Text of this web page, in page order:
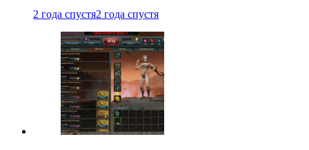
2 года спустя2 года спустя